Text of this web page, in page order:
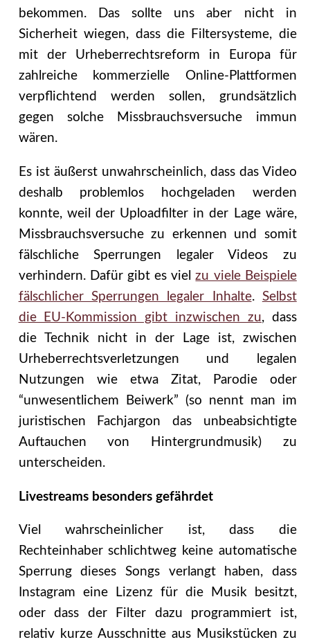
bekommen. Das sollte uns aber nicht in
Sicherheit wiegen, dass die Filtersysteme, die
mit der Urheberrechtsreform in Europa für
zahlreiche kommerzielle Online-Plattformen
verpflichtend werden sollen, grundsätzlich
gegen solche Missbrauchsversuche immun
wären.
Es ist äußerst unwahrscheinlich, dass das Video
deshalb problemlos hochgeladen werden
konnte, weil der Uploadfilter in der Lage wäre,
Missbrauchsversuche zu erkennen und somit
fälschliche Sperrungen legaler Videos zu
verhindern. Dafür gibt es vielzu viele Beispiele
fälschlicher Sperrungen legaler Inhalte. Selbst
die EU-Kommission gibt inzwischen zu, dass
die Technik nicht in der Lage ist, zwischen
Urheberrechtsverletzungen und legalen
Nutzungen wie etwa Zitat, Parodie oder
“unwesentlichem Beiwerk” (so nennt man im
juristischen Fachjargon das unbeabsichtigte
Auftauchen von Hintergrundmusik) zu
unterscheiden.
Livestreams besonders gefährdet
Viel wahrscheinlicher ist, dass die
Rechteinhaber schlichtweg keine automatische
Sperrung dieses Songs verlangt haben, dass
Instagram eine Lizenz für die Musik besitzt,
oder dass der Filter dazu programmiert ist,
relativ kurze Ausschnitte aus Musikstücken zu